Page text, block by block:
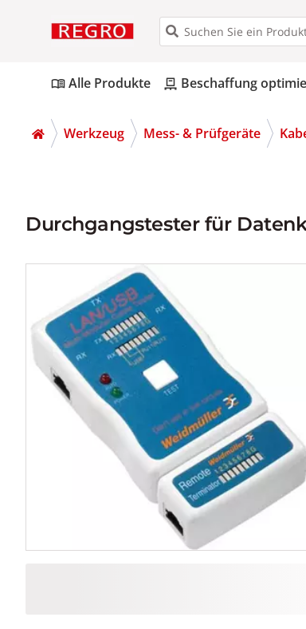
menu_bookAlle Produkte pallet Beschaffung
Werkzeug Mess- & Prüfgeräte
Durchgangstester für